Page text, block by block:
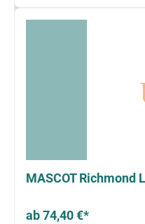
MASCOT Richmond
ab 74,40 €*